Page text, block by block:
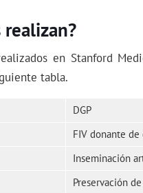
en Stanford
tabla.
DGP
FIV donante de
Inseminación
Preservación